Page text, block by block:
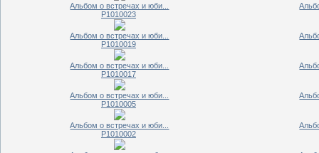
Альбом о встречах и юби...
P1010023
Альбом о встречах и юби...
P1010019
Альбом о встречах и юби...
P1010017
Альбом о встречах и юби...
P1010005
Альбом о встречах и юби...
P1010002